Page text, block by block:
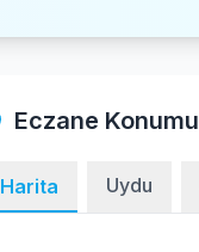
Eczane Konumu
Harita Uydu